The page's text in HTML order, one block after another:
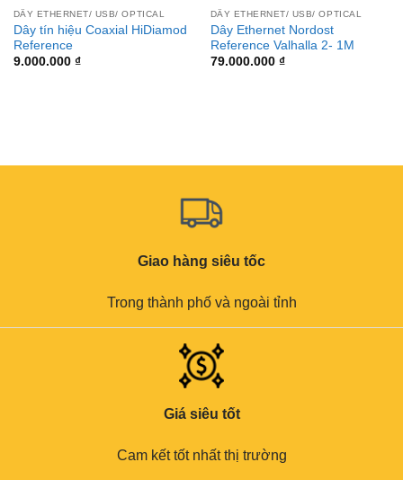
DÂY ETHERNET/ USB/ OPTICAL
Dây tín hiệu Coaxial HiDiamod
Reference
9.000.000 ₫
DÂY ETHERNET/ USB/ OPTICAL
Dây Ethernet Nordost
Reference Valhalla 2- 1M
79.000.000 ₫
Giao hàng siêu tốc
Trong thành phố và ngoài tỉnh
Giá siêu tốt
Cam kết tốt nhất thị trường